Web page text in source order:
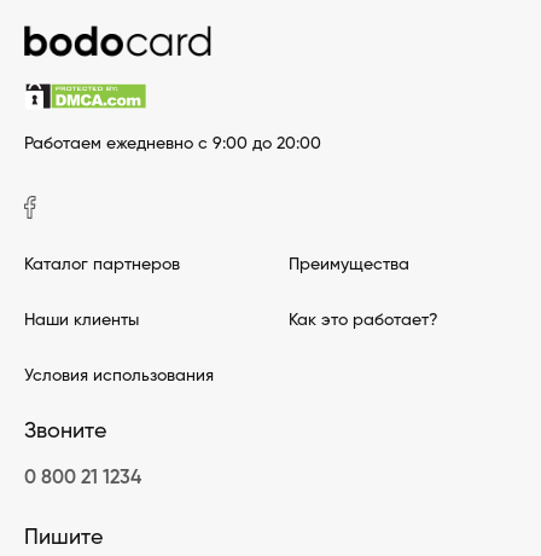
Работаем ежедневно с 9:00 до 20:00
Каталог партнеров Преимущества
Наши клиенты Как это работает?
Условия использования
Звоните
0 800 21 1234
Пишите